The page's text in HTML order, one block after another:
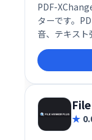
PDF-
ターです。
音、テキス
います。特
した文書をテ
ものです。